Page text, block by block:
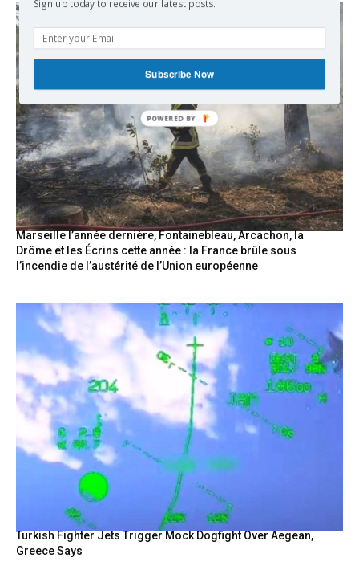
Marseille l’année dernière, Fontainebleau, Arcachon, la
Drôme et les Écrins cette année : la France brûle sous
l’incendie de l’austérité de l’Union européenne
Turkish Fighter Jets Trigger Mock Dogfight Over Aegean,
Greece Says
Sign up today to receive our latest posts.
Subscribe Now